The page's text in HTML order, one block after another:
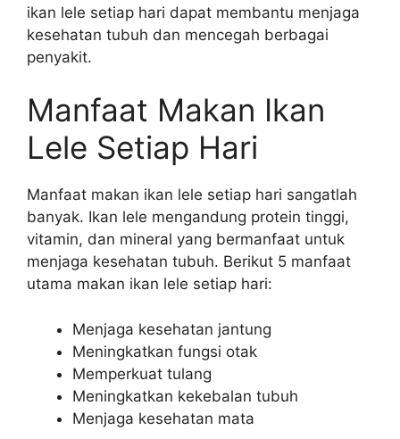
ikan lele setiap hari dapat membantu menjaga
kesehatan tubuh dan mencegah berbagai
penyakit.
Manfaat Makan Ikan
Lele Setiap Hari
Manfaat makan ikan lele setiap hari sangatlah
banyak. Ikan lele mengandung protein tinggi,
vitamin, dan mineral yang bermanfaat untuk
menjaga kesehatan tubuh. Berikut 5 manfaat
utama makan ikan lele setiap hari:
Menjaga kesehatan jantung
Meningkatkan fungsi otak
Memperkuat tulang
Meningkatkan kekebalan tubuh
Menjaga kesehatan mata